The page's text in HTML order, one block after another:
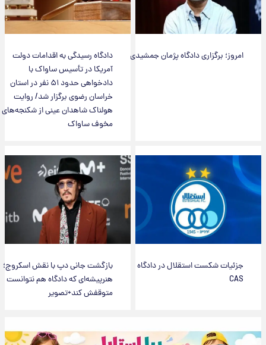
امروز؛ برگزاری دادگاه پژمان جمشیدی
دادگاه رسیدگی به اقدامات دولت
آمریکا در تأسیس ساواک با
دادخواهی حدود ۵۱ نفر در استان
خراسان رضوی برگزار شد/ روایت
هولناک شاهدان عینی از شکنجه‌های
مخوف ساواک
جزئیات شکست استقلال در دادگاه
CAS
بازگشت جانی دپ با نقش اسکروج؛
هنرپیشه‌ای که دادگاه هم نتوانست
متوقفش کند+تصویر